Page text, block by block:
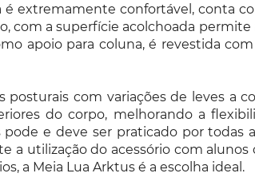
extremamente confortável, conta
a superfície acolchoada permite
apoio para coluna, é revestida
com variações de leves a
do corpo, melhorando a
e deve ser praticado por todas
a utilização do acessório com
a Meia Lua Arktus é a escolha ideal.